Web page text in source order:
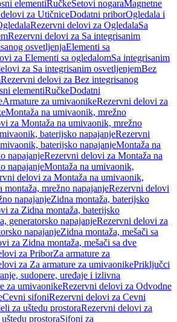
elementiRučkeSetovi nogaraMagnetne
za UtičniceDodatni priborOgledala i
Rezervni delovi za OgledalaSa
Rezervni delovi za Sa integrisanim
osvetljenjaElementi sa
za Elementi sa ogledalomSa integrisanim
za Sa integrisanim osvetljenjemBez
Rezervni delovi za Bez integrisanog
elementiRučkeDodatni
Armature za umivaonikeRezervni delovi za
Montaža na umivaonik, mrežno
za Montaža na umivaonik, mrežno
baterijsko napajanjeRezervni
baterijsko napajanjeMontaža na
napajanjeRezervni delovi za Montaža na
napajanjeMontaža na umivaonik,
delovi za Montaža na umivaonik,
montaža, mrežno napajanjeRezervni delovi
napajanjeZidna montaža, baterijsko
za Zidna montaža, baterijsko
generatorsko napajanjeRezervni delovi za
napajanjeZidna montaža, mešači sa
za Zidna montaža, mešači sa dve
za PriborZa armature za
za Za armature za umivaonikePriključci
sudopere, uređaje i izlivna
za umivaonikeRezervni delovi za Odvodne
Cevni sifoniRezervni delovi za Cevni
za uštedu prostoraRezervni delovi za
prostoraSifoni za